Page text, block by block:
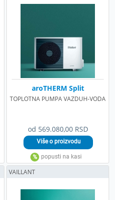
od 569.080,00 RSD
aroTHERM Split
TOPLOTNA PUMPA VAZDUH-VODA
VAILLANT